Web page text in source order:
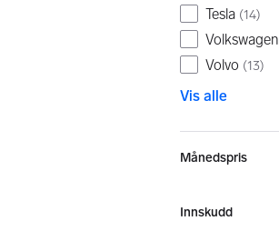
Tesla (14)
Volkswagen
Volvo (13)
Vis alle
Månedspris
Innskudd